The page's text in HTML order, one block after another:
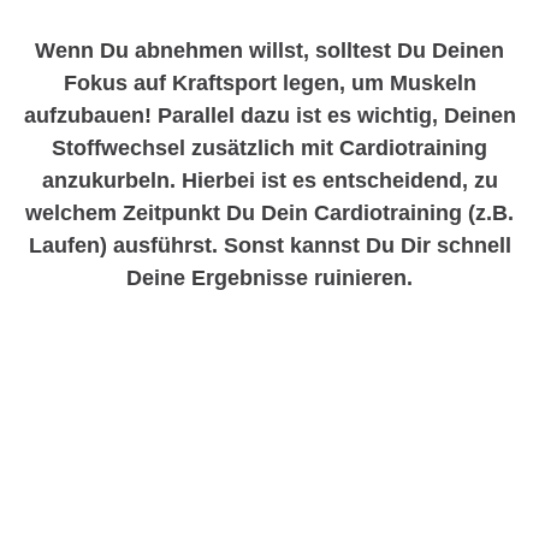
Wenn Du abnehmen willst, solltest Du Deinen
Fokus auf Kraftsport legen, um Muskeln
aufzubauen! Parallel dazu ist es wichtig, Deinen
Stoffwechsel zusätzlich mit Cardiotraining
anzukurbeln. Hierbei ist es entscheidend, zu
welchem Zeitpunkt Du Dein Cardiotraining (z.B.
Laufen) ausführst. Sonst kannst Du Dir schnell
Deine Ergebnisse ruinieren.